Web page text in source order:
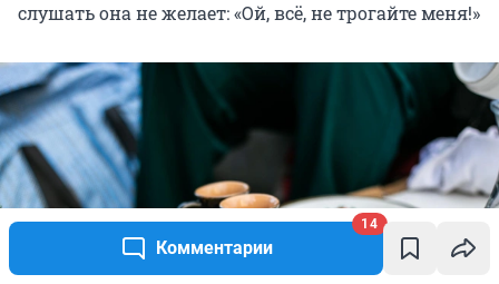
Комментарии
14
слушать она не желает: «Ой, всё, не трогайте меня!»